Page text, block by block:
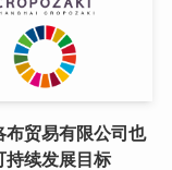
布贸易有限公司也
持续发展目标